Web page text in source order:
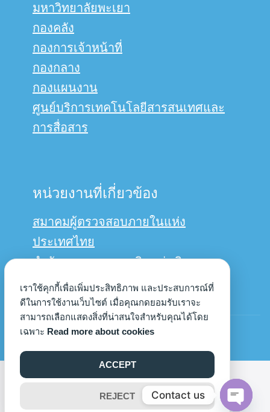
มหาวิทยาลัยพะเยา
กองคลัง
กองการเจ้าหน้าที่
กองกลาง
กองแผนงาน
ศูนย์บริการเทคโนโลยีสารสนเทศและ
การสื่อสาร
หน่วยงานที่เกี่ยวข้อง
สมาคมผู้ตรวจสอบภายในแห่ง
ประเทศไทย
สำนักงานการตรวจเงินแผ่นดิน
กรมบัญชีกลาง
© Copyright 2022us
©2026 AUDIT.UP.AC.TH. ALL RIGHTS RESERVED.
เราใช้คุกกี้เพื่อเพิ่มประสิทธิภาพ และประสบการณ์ที่
ดีในการใช้งานเว็บไซต์ เมื่อคุณกดยอมรับเราจะ
สามารถเลือกแสดงสิ่งที่น่าสนใจสำหรับคุณได้โดย
เฉพาะ Read more about cookies
ACCEPT
REJECT
Contact us